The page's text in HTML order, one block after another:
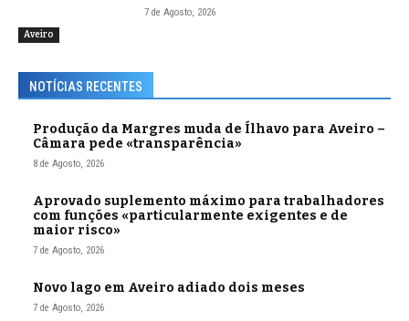
Aveiro
7 de Agosto, 2026
NOTÍCIAS RECENTES
Produção da Margres muda de Ílhavo para Aveiro –
Câmara pede «transparência»
8 de Agosto, 2026
Aprovado suplemento máximo para trabalhadores
com funções «particularmente exigentes e de
maior risco»
7 de Agosto, 2026
Novo lago em Aveiro adiado dois meses
7 de Agosto, 2026